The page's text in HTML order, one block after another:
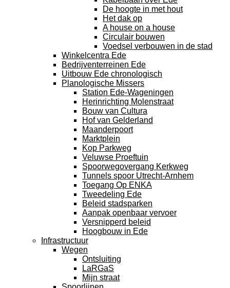
De hoogte in met hout
Het dak op
A house on a house
Circulair bouwen
Voedsel verbouwen in de stad
Winkelcentra Ede
Bedrijventerreinen Ede
Uitbouw Ede chronologisch
Planologische Missers
Station Ede-Wageningen
Herinrichting Molenstraat
Bouw van Cultura
Hof van Gelderland
Maanderpoort
Marktplein
Kop Parkweg
Veluwse Proeftuin
Spoorwegovergang Kerkweg
Tunnels spoor Utrecht-Arnhem
Toegang Op ENKA
Tweedeling Ede
Beleid stadsparken
Aanpak openbaar vervoer
Versnipperd beleid
Hoogbouw in Ede
Infrastructuur
Wegen
Ontsluiting
LaRGaS
Mijn straat